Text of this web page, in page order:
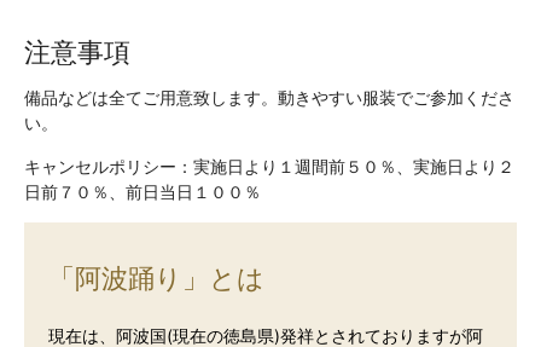
注意事項
備品などは全てご用意致します。動きやすい服装でご参加くださ
い。
キャンセルポリシー：実施日より１週間前５０％、実施日より２
日前７０％、前日当日１００％
「阿波踊り」とは
現在は、阿波国(現在の徳島県)発祥とされておりますが阿